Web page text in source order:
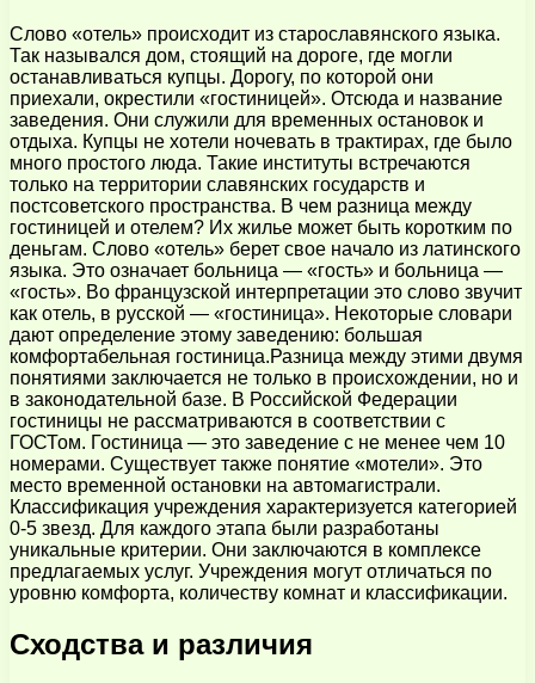
Слово «отель» происходит из старославянского языка.
Так назывался дом, стоящий на дороге, где могли
останавливаться купцы. Дорогу, по которой они
приехали, окрестили «гостиницей». Отсюда и название
заведения. Они служили для временных остановок и
отдыха. Купцы не хотели ночевать в трактирах, где было
много простого люда. Такие институты встречаются
только на территории славянских государств и
постсоветского пространства. В чем разница между
гостиницей и отелем? Их жилье может быть коротким по
деньгам. Слово «отель» берет свое начало из латинского
языка. Это означает больница — «гость» и больница —
«гость». Во французской интерпретации это слово звучит
как отель, в русской — «гостиница». Некоторые словари
дают определение этому заведению: большая
комфортабельная гостиница.Разница между этими двумя
понятиями заключается не только в происхождении, но и
в законодательной базе. В Российской Федерации
гостиницы не рассматриваются в соответствии с
ГОСТом. Гостиница — это заведение с не менее чем 10
номерами. Существует также понятие «мотели». Это
место временной остановки на автомагистрали.
Классификация учреждения характеризуется категорией
0-5 звезд. Для каждого этапа были разработаны
уникальные критерии. Они заключаются в комплексе
предлагаемых услуг. Учреждения могут отличаться по
уровню комфорта, количеству комнат и классификации.
Сходства и различия